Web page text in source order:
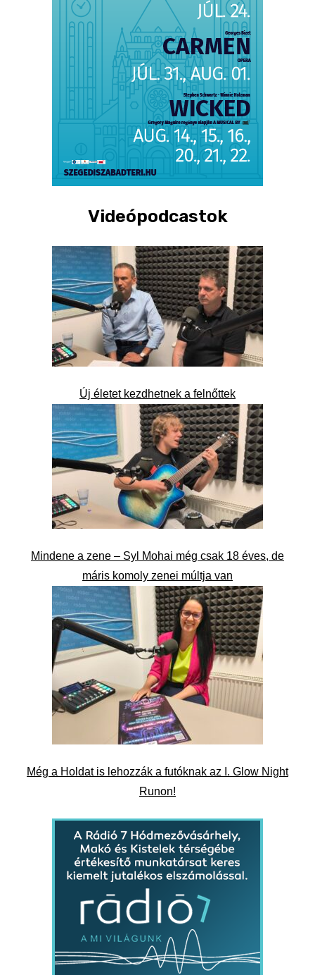
Videópodcastok
Új életet kezdhetnek a felnőttek
Mindene a zene – Syl Mohai még csak 18 éves, de
máris komoly zenei múltja van
Még a Holdat is lehozzák a futóknak az I. Glow Night
Runon!